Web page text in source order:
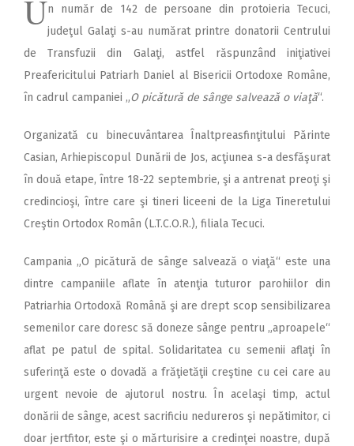
Un număr de 142 de persoane din protoieria Tecuci,
judeţul Galaţi s-au numărat printre donatorii Centrului
de Transfuzii din Galaţi, astfel răspunzând iniţiativei
Preafericitului Patriarh Daniel al Bisericii Ortodoxe Române,
în cadrul campaniei „O picătură de sânge salvează o viaţă“.
Organizată cu binecu­vântarea Înalt­prea­sfin­ţitu­lui Părinte
Casian, Arhiepiscopul Dunării de Jos, acţiunea s-a desfăşurat
în două etape, între 18-22 septembrie, şi a antrenat preoţi şi
credincioşi, între care şi tineri liceeni de la Liga Tineretului
Creştin Ortodox Român (L.T.C.O.R.), filiala Tecuci.
Campania „O picătură de sânge salvează o viaţă“ este una
dintre campaniile aflate în atenţia tuturor parohiilor din
Patriarhia Ortodoxă Română şi are drept scop sensibilizarea
semenilor care doresc să doneze sânge pentru „aproapele“
aflat pe patul de spital. Solidaritatea cu semenii aflaţi în
suferinţă este o dovadă a frăţietăţii creştine cu cei care au
urgent nevoie de ajutorul nostru. În acelaşi timp, actul
donării de sânge, acest sacrificiu nedureros şi nepătimitor, ci
doar jertfitor, este şi o mărturisire a credinţei noastre, după